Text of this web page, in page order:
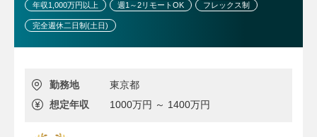
年収1,000万円以上 週1～2リモートOK フレックス制
完全週休二日制(土日)
勤務地
東京都
想定年収
1000万円 ～ 1400万円